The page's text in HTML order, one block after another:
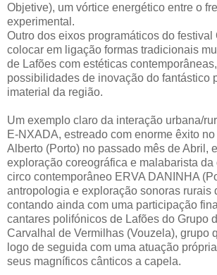
Objetive), um vórtice energético entre o
experimental.
Outro dos eixos programáticos do festival
colocar em ligação formas tradicionais
de Lafões com estéticas
possibilidades de inovação do fantástico
imaterial da região.
Um exemplo claro da interação urbana/
E-NXADA, estreado com enorme êxito
Alberto (Porto) no passado mês de Abril,
exploração coreográfica e malabarista
circo contemporâneo ERVA DANINHA
antropologia e exploração sonoras rurais
contando ainda com uma participação
cantares polifónicos de Lafões do Grupo
Carvalhal de Vermilhas (Vouzela), grupo
logo de seguida com uma atuação
seus magníficos cânticos a capela.